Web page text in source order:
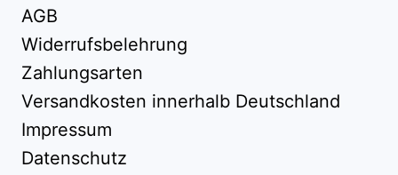
AGB
Widerrufsbelehrung
Zahlungsarten
Versandkosten innerhalb Deutschland
Impressum
Datenschutz